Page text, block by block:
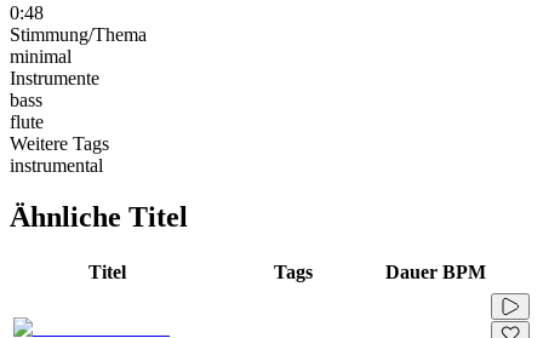
0:48
Stimmung/Thema
minimal
Instrumente
bass
flute
Weitere Tags
instrumental
Ähnliche Titel
Titel Tags Dauer BPM